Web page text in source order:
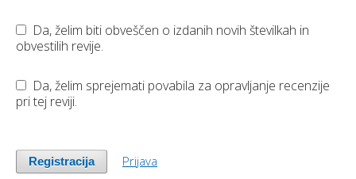
obvestilih revije.
pri tej reviji.
Registracija Prijava